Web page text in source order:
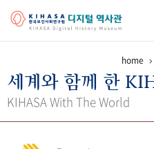
걸어온 길 기관 변천사 역
home
세계와 함께 한
KIHASA With The World